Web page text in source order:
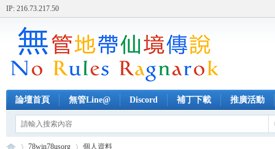
IP: 216.73.217.50
論壇首頁 無管Line@ Discord 補丁下載 推廣活動
78win78usorg 個人資料